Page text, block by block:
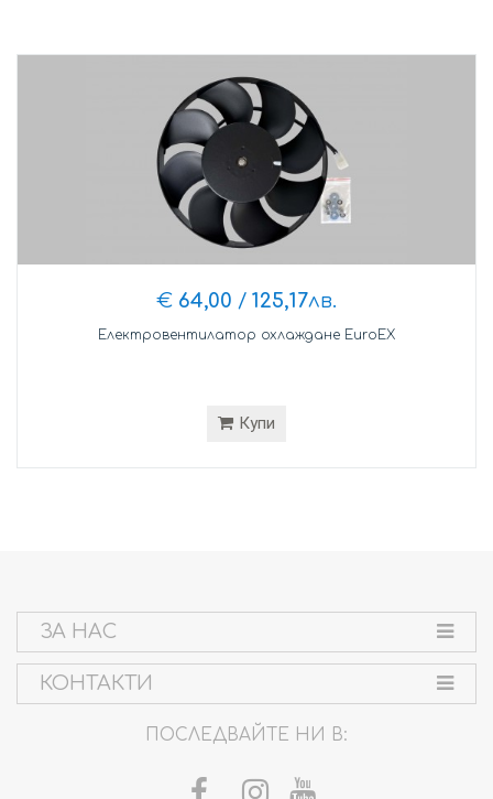
€ 64,00 / 125,17лв.
Електровентилатор охлаждане EuroEX
Купи
ЗА НАС
КОНТАКТИ
ПОСЛЕДВАЙТЕ НИ В: